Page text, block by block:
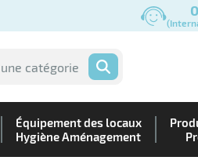
OK
Équipement des locaux
Hygiène Aménagement